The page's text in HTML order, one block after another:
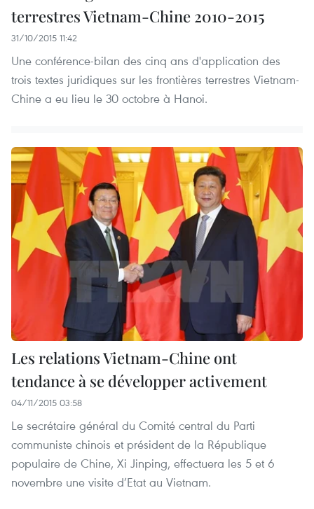
terrestres Vietnam-Chine 2010-2015
31/10/2015 11:42
Une conférence-bilan des cinq ans d'application des
trois textes juridiques sur les frontières terrestres Vietnam-
Chine a eu lieu le 30 octobre à Hanoi.
Les relations Vietnam-Chine ont
tendance à se développer activement
04/11/2015 03:58
Le secrétaire général du Comité central du Parti
communiste chinois et président de la République
populaire de Chine, Xi Jinping, effectuera les 5 et 6
novembre une visite d’Etat au Vietnam.